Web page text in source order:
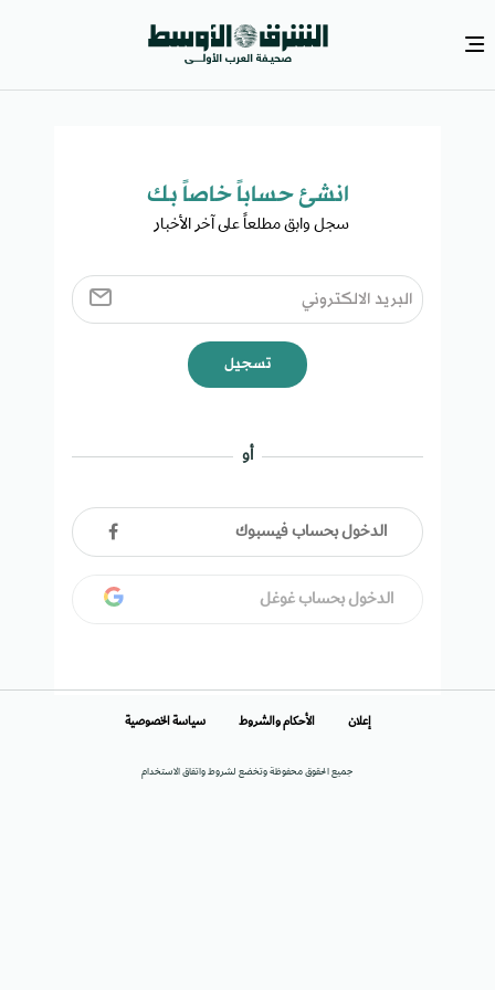
انشئ حساباً خاصاً بك​
سجل وابق مطلعاً على آخر الأخبار ​
تسجيل
أو
الدخول بحساب فيسبوك
الدخول بحساب غوغل
جميع الحقوق محفوظة وتخضع لشروط واتفاق الاستخدام
إعلان الأحكام والشروط سياسة الخصوصية